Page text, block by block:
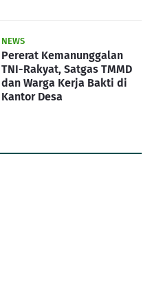
NEWS
Pererat Kemanunggalan
TNI-Rakyat, Satgas TMMD
dan Warga Kerja Bakti di
Kantor Desa